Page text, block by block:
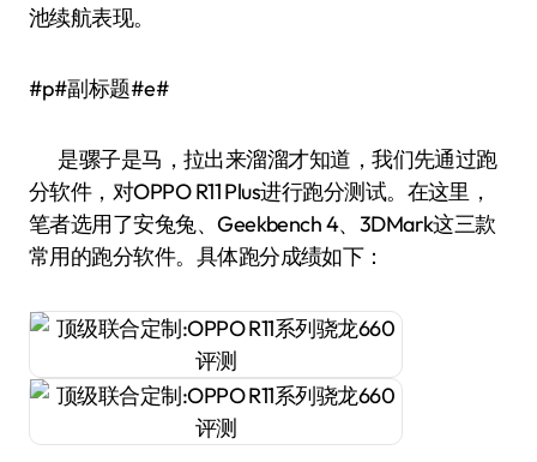
池续航表现。
#p#副标题#e#
是骡子是马，拉出来溜溜才知道，我们先通过跑
分软件，对OPPO R11 Plus进行跑分测试。在这里，
笔者选用了安兔兔、Geekbench 4、3DMark这三款
常用的跑分软件。具体跑分成绩如下：